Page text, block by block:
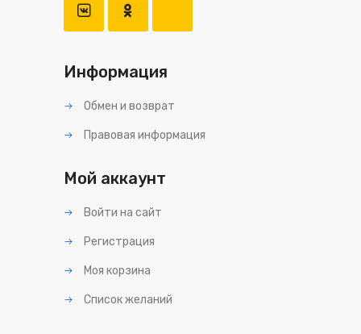
Информация
Обмен и возврат
Правовая информация
Мой аккаунт
Войти на сайт
Регистрация
Моя корзина
Список желаний